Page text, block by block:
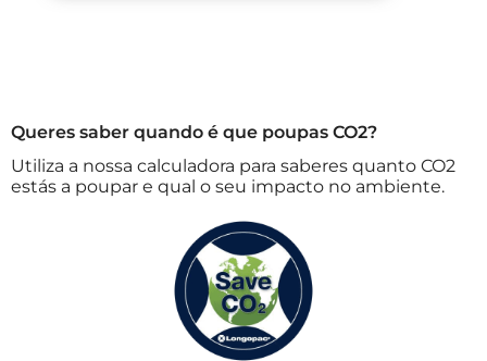
Queres saber quando é que poupas CO2?
Utiliza a nossa calculadora para saberes quanto CO2
estás a poupar e qual o seu impacto no ambiente.